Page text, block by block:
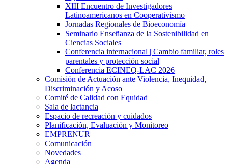
XIII Encuentro de Investigadores
Latinoamericanos en Cooperativismo
Jornadas Regionales de Bioeconomía
Seminario Enseñanza de la Sostenibilidad en
Ciencias Sociales
Conferencia internacional | Cambio familiar, roles
parentales y protección social
Conferencia ECINEQ-LAC 2026
Comisión de Actuación ante Violencia, Inequidad,
Discriminación y Acoso
Comité de Calidad con Equidad
Sala de lactancia
Espacio de recreación y cuidados
Planificación, Evaluación y Monitoreo
EMPRENUR
Comunicación
Novedades
Agenda